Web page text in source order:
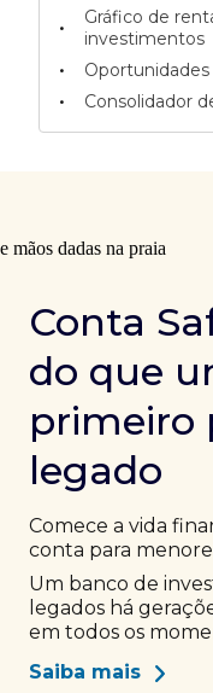
•
Gráfico de
investimentos
•
• Consolidador
Conta
do que
primeiro
legado
Comece a vida
conta para
Um banco de
legados há
em todos os
Saiba mais